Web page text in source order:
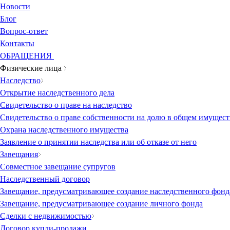
Новости
Блог
Вопрос-ответ
Контакты
ОБРАЩЕНИЯ
Физические лица
Наследство
Открытие наследственного дела
Свидетельство о праве на наследство
Свидетельство о праве собственности на долю в общем
Охрана наследственного имущества
Заявление о принятии наследства или об отказе от него
Завещания
Совместное завещание супругов
Наследственный договор
Завещание, предусматривающее создание наследственного
Завещание, предусматривающее создание личного фонда
Сделки с недвижимостью
Договор купли-продажи